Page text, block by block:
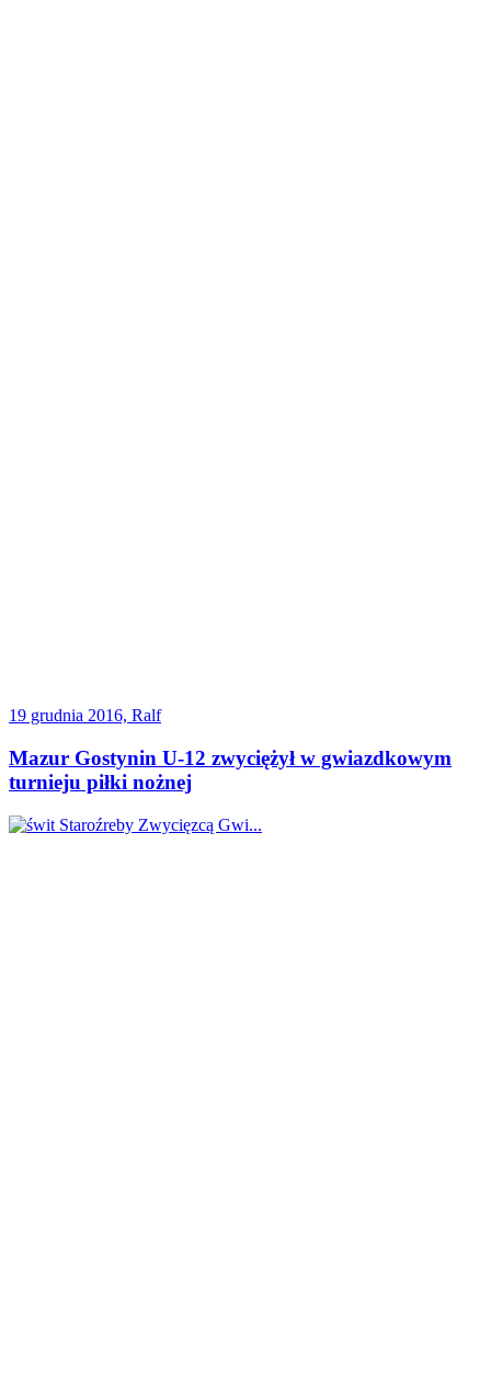
19 grudnia 2016, Ralf
Mazur Gostynin U-12 zwyciężył w gwiazdkowym
turnieju piłki nożnej